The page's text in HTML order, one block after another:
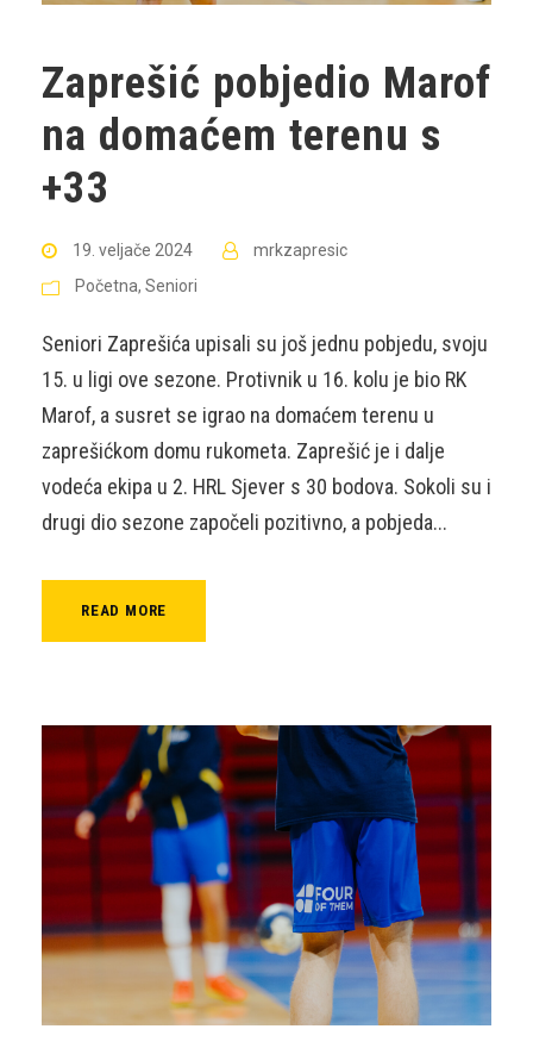
Zaprešić pobjedio Marof
na domaćem terenu s
+33
19. veljače 2024
mrkzapresic
Početna, Seniori
Seniori Zaprešića upisali su još jednu pobjedu, svoju
15. u ligi ove sezone. Protivnik u 16. kolu je bio RK
Marof, a susret se igrao na domaćem terenu u
zaprešićkom domu rukometa. Zaprešić je i dalje
vodeća ekipa u 2. HRL Sjever s 30 bodova. Sokoli su i
drugi dio sezone započeli pozitivno, a pobjeda...
READ MORE